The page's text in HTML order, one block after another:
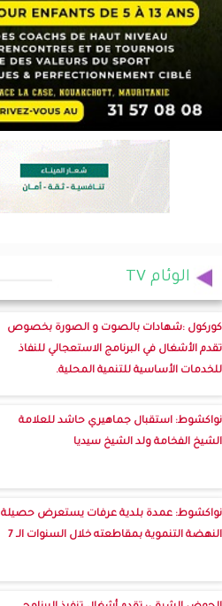
الوئام TV
كوركول :شهادات بالصوت و الصورة بخصوص
تقدم الأشغال في البرنامج الاستعجالي للنفاذ
للخدمات الأساسية للتنمية المحلية.
نواكشوط: استقبال جماهيري حاشد للعلامة
الشيخ الفخامة ولد الشيخ سيديا
نواكشوط: عمدة بلدية عرفات يستعرض حصيلة
النهضة التنموية بمقاطعته خلال السنوات الـ 7